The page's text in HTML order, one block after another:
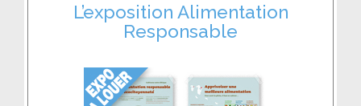
L’exposition Alimentation
Responsable